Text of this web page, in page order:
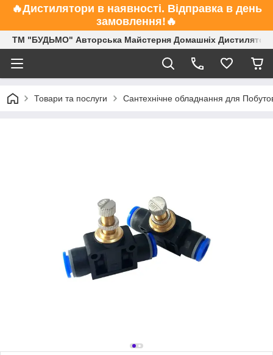
🔥Дистилятори в наявності. Відправка в день
замовлення!🔥
ТМ "БУДЬМО" Авторська Майстерня Домашніх
Товари та послуги Сантехнічне обладнання для